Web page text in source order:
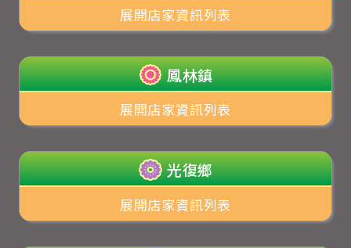
展開店家資訊列表
鳳林鎮
展開店家資訊列表
光復鄉
展開店家資訊列表